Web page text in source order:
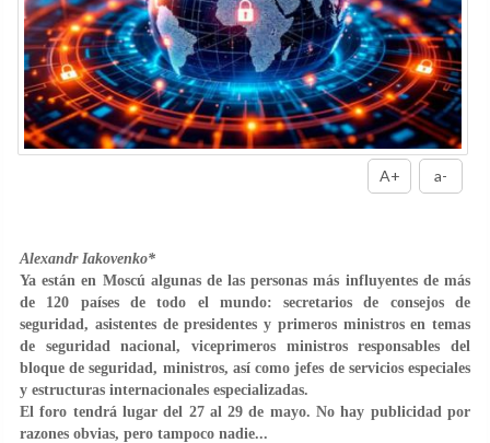
A+ a-
Alexandr Iakovenko*
Ya están en Moscú algunas de las personas más influyentes de más
de 120 países de todo el mundo: secretarios de consejos de
seguridad, asistentes de presidentes y primeros ministros en temas
de seguridad nacional, viceprimeros ministros responsables del
bloque de seguridad, ministros, así como jefes de servicios especiales
y estructuras internacionales especializadas.
El foro tendrá lugar del 27 al 29 de mayo. No hay publicidad por
razones obvias, pero tampoco nadie...